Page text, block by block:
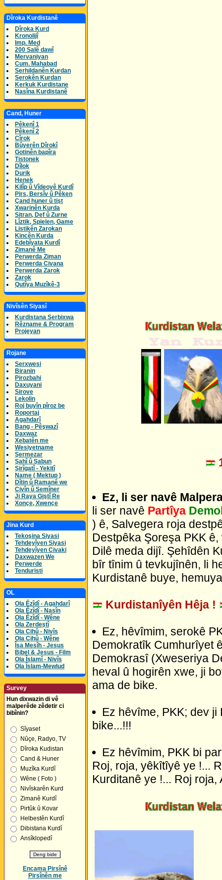
Dîroka Kurdistanê
Dîroka Kurd
Kronolijî
Imp. Med
200 Salê dawî
Mervaniyan
Cum. Mahabad
Serhildanên Kurdan
Serokên Kurdan
Kerkuk Kurdistane
Nasîna Kurdistanê
Cand, Huner
Pêkenî 1
Pêkenî 2
Cîrok
Bûyerên Dîrokî
Gotinên bapîra
Tistonek
Dîlok
Durik
Henek
Kilîp û Vîdeoyê Kurdî
Pirs, Bersîv û Pêken
Çand huner û tişt
Xwarinên Kurda
Sitran, Def û Zurne
Lîztik, Spielen, Game
Listikên Zarokan
Kincên Kurda
Edebîyata Kurdî
Zimanê Me
Perwerda Ziman
Perwerda Civana
Perwerda Zarok
Zarok
Qutîya Muzîkê-3
Nivîsên Siyasî
Kurdistana Serbixwa
Rêzname & Program
Projeyan
Rojane
Serxwesi
Biranin
Pirozbahi
Daxuyani
Sirove
Lekolin
Roj buyîn pîroz be
Roportaj
Agahdarî
Bang - Pêşwazî
Daxwaz
Xebatên me
Wesiyetname
Şermezar
Şahî û Şabun
Şirîgatî - Yekitî
Name ( Mektup )
Dîtin û Ramanê we
Civîn û Semîner
Ji Raya Giştî Re
Xonçe, Xwençe
Jina Kurd
Tekoşina Siyasi
Tehdeyîyen Siyasi
Tehdeyîyen Civaki
Daxwazen We
Perwerde
Tenduristi
OL
Ola Êzîdî - Agahdarî
Ola Êzîdî - Nasîn
Ola Êzîdî - Wêne
Ola Zerdeştî
Ola Cihû - Nivîs
Ola Cihû - Wêne
Îsa Mesîh - Jesus
Bibel & Jesus - Film
Ola Îslamî - Nivîs
Ola Îslam-Mewlud
Survey
Hun dixwazin di vê
malperêde zêdetir ci
bibînin?
Sîyaset
Nûçe, Radyo, TV
Dîroka Kudistan
Cand & Huner
Muzîka Kurdî
Wêne ( Foto )
Nivîskarên Kurd
Zimanê Kurdî
Pirtûk û Kovar
Helbestên Kurdî
Dibistana Kurdî
Ansîklopedî
Encama Pirsînê
Pirsînên me
Ez, li ser navê
li ser navê Partîya
) ê, Salvegera roja
Destpêka Şoreşa PKK
Dilê meda dijî. Şehîdên
bîr tînim û tevkujînên, li
Kurdistanê buye,
Kurdistanîyên Hêja !
Ez, hêvîmim, serokê
Demokratîk Cumhurîyet
Demokrasî (Xweseriya
heval û hogirên xwe, ji
ama de bike.
Ez hêvîme, PKK; dev
bike...!!!
Ez hêvîmim, PKK bi
Roj, roja, yêkîtîyê ye !...
Kurditanê ye !... Roj